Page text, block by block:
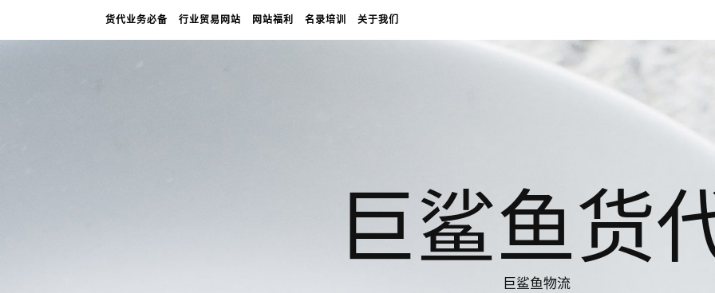
货代业务必备 行业贸易网站 网站福利 名录培训 关于我们
巨鲨鱼货
巨鲨鱼物流